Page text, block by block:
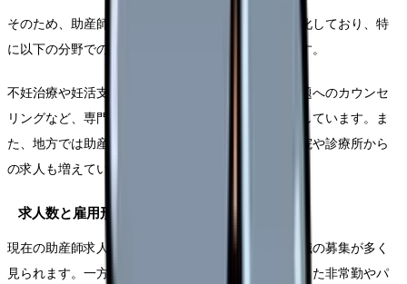
そのため、助産師に求められるスキルや知識も多様化しており、特
に以下の分野でのスペシャリストが求められています。
不妊治療や妊活支援、産後ケア、女性特有の健康問題へのカウンセ
リングなど、専門性を持った助産師への需要が増加しています。ま
た、地方では助産師不足が深刻化しており、地方病院や診療所から
の求人も増えています。
求人数と雇用形態の傾向
現在の助産師求人市場では、大都市圏を中心に常勤職の募集が多く
見られます。一方で、ワークライフバランスを重視した非常勤やパ